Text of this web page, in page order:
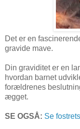
Det er en
gravide mave.
Din graviditet er en
hvordan barnet
forældrenes
ægget.
SE OGSÅ: Se